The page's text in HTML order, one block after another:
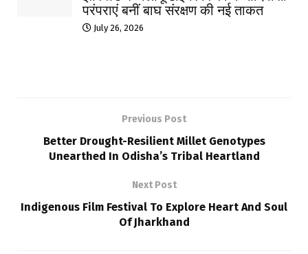
परंपराएं बनीं बाघ संरक्षण की नई ताकत
July 26, 2026
Previous Post
Better Drought-Resilient Millet Genotypes
Unearthed In Odisha’s Tribal Heartland
Next Post
Indigenous Film Festival To Explore Heart And Soul
Of Jharkhand